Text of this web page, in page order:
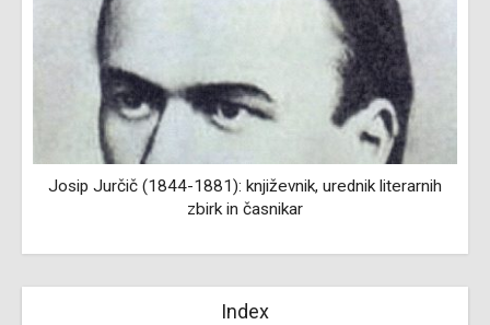
Josip Jurčič (1844-1881): književnik, urednik literarnih
zbirk in časnikar
Index